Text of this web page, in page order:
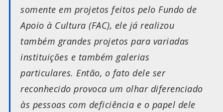
somente em projetos feitos pelo Fundo de
Apoio à Cultura (FAC), ele já realizou
também grandes projetos para variadas
instituições e também galerias
particulares. Então, o fato dele ser
reconhecido provoca um olhar diferenciado
às pessoas com deficiência e o papel dele